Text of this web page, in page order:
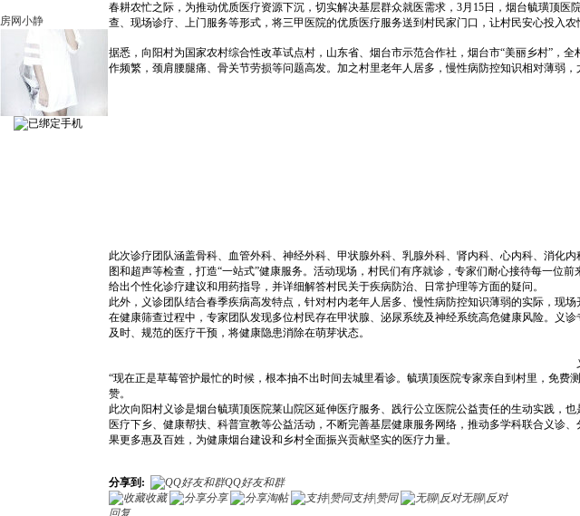
房网小静
春耕农忙之际，为推动优质医疗资源下沉，切实解决基层群众就医需求，3月15日，烟台毓璜顶
查、现场诊疗、上门服务等形式，将三甲医院的优质医疗服务送到村民家门口，让村民安心投入
据悉，向阳村为国家农村综合性改革试点村，山东省、烟台市示范合作社，烟台市“美丽乡村”，
作频繁，颈肩腰腿痛、骨关节劳损等问题高发。加之村里老年人居多，慢性病防控知识相对薄弱
此次诊疗团队涵盖骨科、血管外科、神经外科、甲状腺外科、乳腺外科、肾内科、心内科、消化
图和超声等检查，打造“一站式”健康服务。活动现场，村民们有序就诊，专家们耐心接待每一位
给出个性化诊疗建议和用药指导，并详细解答村民关于疾病防治、日常护理等方面的疑问。
此外，义诊团队结合春季疾病高发特点，针对村内老年人居多、慢性病防控知识薄弱的实际，现
在健康筛查过程中，专家团队发现多位村民存在甲状腺、泌尿系统及神经系统高危健康风险。义
及时、规范的医疗干预，将健康隐患消除在萌芽状态。
“现在正是草莓管护最忙的时候，根本抽不出时间去城里看诊。毓璜顶医院专家亲自到村里，免
赞。
此次向阳村义诊是烟台毓璜顶医院莱山院区延伸医疗服务、践行公立医院公益责任的生动实践，
医疗下乡、健康帮扶、科普宣教等公益活动，不断完善基层健康服务网络，推动多学科联合义诊
果更多惠及百姓，为健康烟台建设和乡村全面振兴贡献坚实的医疗力量。
分享到:
QQ好友和群
收藏
分享 淘帖 支持|赞同
无聊|反对
回复